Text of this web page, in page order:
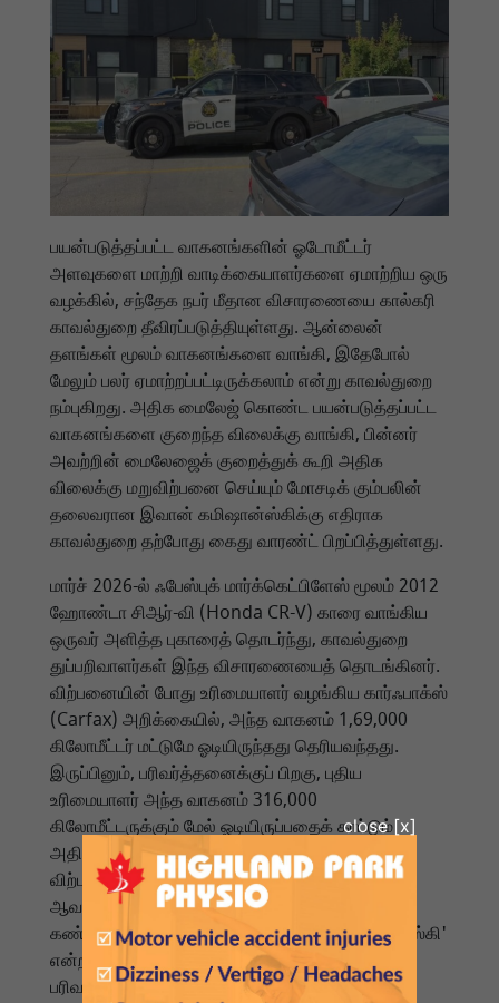
பயன்படுத்தப்பட்ட வாகனங்களின் ஓடோமீட்டர்
அளவுகளை மாற்றி வாடிக்கையாளர்களை ஏமாற்றிய ஒரு
வழக்கில், சந்தேக நபர் மீதான விசாரணையை கால்கரி
காவல்துறை தீவிரப்படுத்தியுள்ளது. ஆன்லைன்
தளங்கள் மூலம் வாகனங்களை வாங்கி, இதேபோல்
மேலும் பலர் ஏமாற்றப்பட்டிருக்கலாம் என்று காவல்துறை
நம்புகிறது. அதிக மைலேஜ் கொண்ட பயன்படுத்தப்பட்ட
வாகனங்களை குறைந்த விலைக்கு வாங்கி, பின்னர்
அவற்றின் மைலேஜைக் குறைத்துக் கூறி அதிக
விலைக்கு மறுவிற்பனை செய்யும் மோசடிக் கும்பலின்
தலைவரான இவான் கமிஷான்ஸ்கிக்கு எதிராக
காவல்துறை தற்போது கைது வாரண்ட் பிறப்பித்துள்ளது.
மார்ச் 2026-ல் ஃபேஸ்புக் மார்க்கெட்பிளேஸ் மூலம் 2012
ஹோண்டா சிஆர்-வி (Honda CR-V) காரை வாங்கிய
ஒருவர் அளித்த புகாரைத் தொடர்ந்து, காவல்துறை
துப்பறிவாளர்கள் இந்த விசாரணையைத் தொடங்கினர்.
விற்பனையின் போது உரிமையாளர் வழங்கிய கார்ஃபாக்ஸ்
(Carfax) அறிக்கையில், அந்த வாகனம் 1,69,000
கிலோமீட்டர் மட்டுமே ஓடியிருந்தது தெரியவந்தது.
இருப்பினும், பரிவர்த்தனைக்குப் பிறகு, புதிய
உரிமையாளர் அந்த வாகனம் 316,000
கிலோமீட்டருக்கும் மேல் ஓடியிருப்பதைக் காட்டும்
அதிகாரப்பூர்வ ஆவணங்களைச் சேகரித்தார்.
விற்பனைக்காகச் சமர்ப்பிக்கப்பட்ட காப்பீட்டு
ஆவணங்கள் போலியானவை என்பதும்
கண்டறியப்பட்டது. பிரதிவாதி, 'ஜிப்ஷெக் ஜெப்ரோவ்ஸ்கி'
என்ற புனைப்பெயரில் வாடிக்கையாளருடன்
பரிவர்த்தனைகளை நடத்தி வந்துள்ளார்.